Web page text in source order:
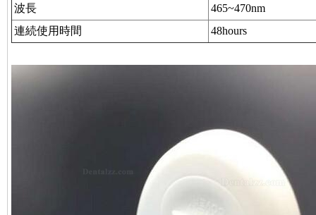
波長
465~470nm
連続使用時間
48hours